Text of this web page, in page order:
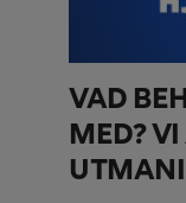
VAD
MED?